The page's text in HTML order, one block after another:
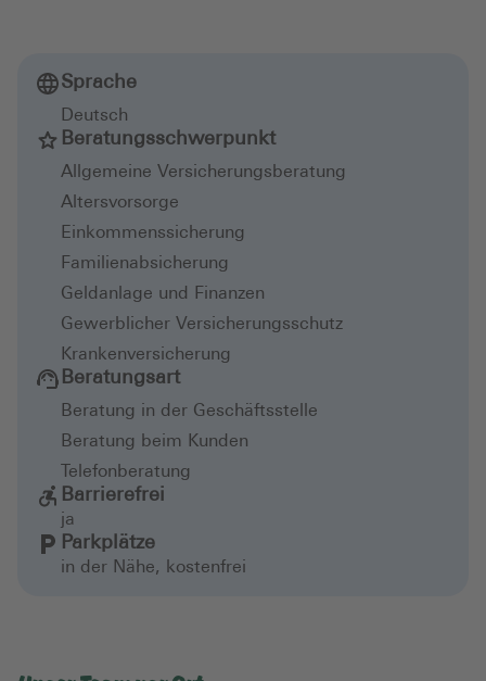
Sprache
Deutsch
Beratungsschwerpunkt
Allgemeine Versicherungsberatung
Altersvorsorge
Einkommenssicherung
Familienabsicherung
Geldanlage und Finanzen
Gewerblicher Versicherungsschutz
Krankenversicherung
Beratungsart
Beratung in der Geschäftsstelle
Beratung beim Kunden
Telefonberatung
Barrierefrei
ja
Parkplätze
in der Nähe, kostenfrei